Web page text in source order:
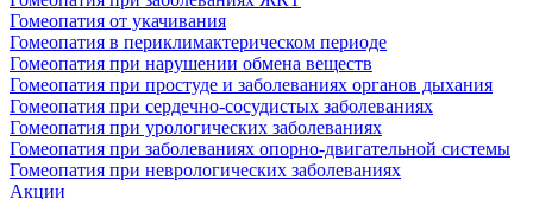
Гомеопатия от укачивания
Гомеопатия в периклимактерическом периоде
Гомеопатия при нарушении обмена веществ
Гомеопатия при простуде и заболеваниях органов дыхания
Гомеопатия при сердечно-сосудистых заболеваниях
Гомеопатия при урологических заболеваниях
Гомеопатия при заболеваниях опорно-двигательной системы
Гомеопатия при неврологических заболеваниях
Акции